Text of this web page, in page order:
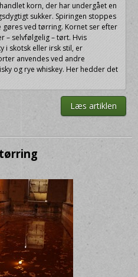
korn, der har undergået en
sukker. Spiringen stoppes
gøres ved tørring. Kornet ser efter
– selvfølgelig – tørt. Hvis
i skotsk eller irsk stil, er
anvendes ved andre
og rye whiskey. Her hedder det
Læs artiklen